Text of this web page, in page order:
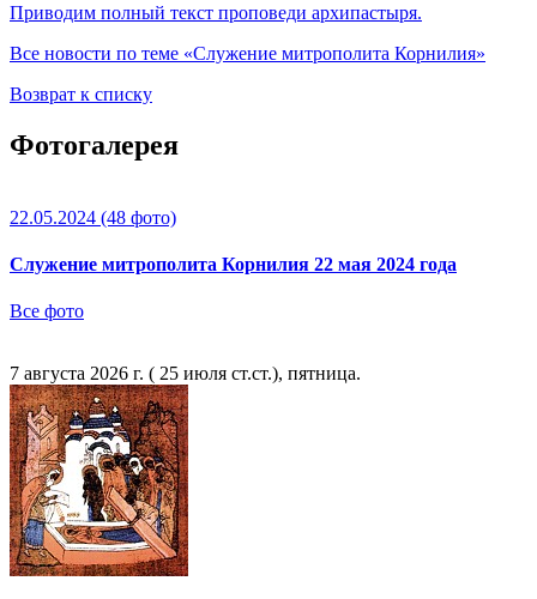
Приводим полный текст проповеди архипастыря.
Все новости по теме «Служение митрополита Корнилия»
Возврат к списку
Фотогалерея
22.05.2024 (48 фото)
Служение митрополита Корнилия 22 мая 2024 года
Все фото
7 августа 2026 г. ( 25 июля ст.ст.), пятница.